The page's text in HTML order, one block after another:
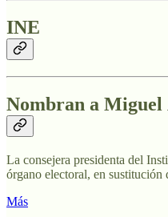
INE
Nombran a Miguel
La consejera presidenta del
órgano electoral, en
Más